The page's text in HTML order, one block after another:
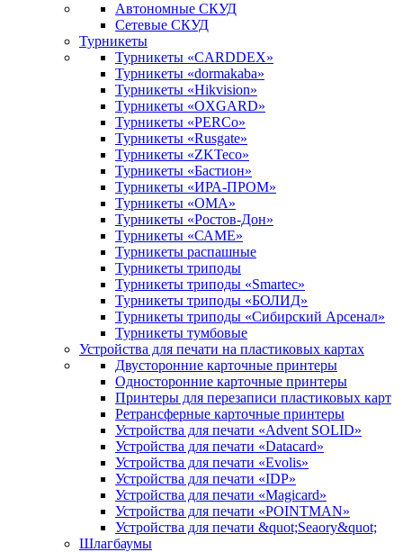
Автономные СКУД
Сетевые СКУД
Турникеты
Турникеты «CARDDEX»
Турникеты «dormakaba»
Турникеты «Hikvision»
Турникеты «OXGARD»
Турникеты «PERCo»
Турникеты «Rusgate»
Турникеты «ZKTeco»
Турникеты «Бастион»
Турникеты «ИРА-ПРОМ»
Турникеты «ОМА»
Турникеты «Ростов-Дон»
Турникеты «САМЕ»
Турникеты распашные
Турникеты триподы
Турникеты триподы «Smartec»
Турникеты триподы «БОЛИД»
Турникеты триподы «Сибирский Арсенал»
Турникеты тумбовые
Устройства для печати на пластиковых картах
Двусторонние карточные принтеры
Односторонние карточные принтеры
Принтеры для перезаписи пластиковых карт
Ретрансферные карточные принтеры
Устройства для печати «Advent SOLID»
Устройства для печати «Datacard»
Устройства для печати «Evolis»
Устройства для печати «IDP»
Устройства для печати «Magicard»
Устройства для печати «POINTMAN»
Устройства для печати &quot;Seaory&quot;
Шлагбаумы